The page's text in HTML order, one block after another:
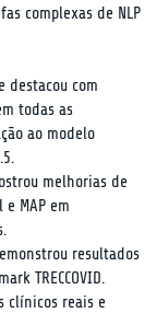
complexas de NLP
destacou com
todas as
ao modelo
melhorias de
MAP em
resultados
TRECCOVID.
clínicos reais e